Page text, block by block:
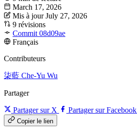
March 17, 2026
Mis à jour July 27, 2026
9 révisions
Commit 08d09ae
Français
Contributeurs
柒藍 Che-Yu Wu
Partager
Partager sur X Partager sur Facebook
Copier le lien